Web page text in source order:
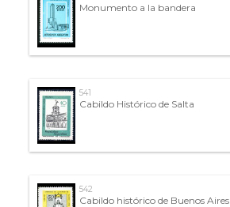
Monumento a la bandera
541
Cabildo Histórico de Salta
542
Cabildo histórico de Buenos Aires